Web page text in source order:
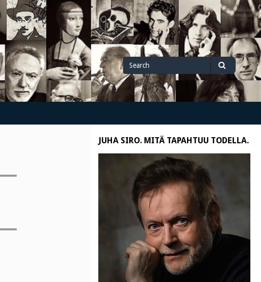
Search
for
Search
JUHA SIRO. MITÄ TAPAHTUU TODELLA.